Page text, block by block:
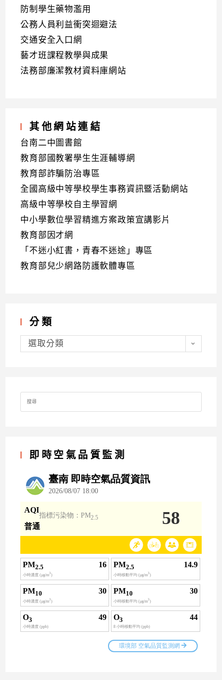
防制學生藥物濫用
公務人員利益衝突迴避法
交通安全入口網
藝才班課程教學與成果
法務部廉潔教材資料庫網站
其他網站連結
台南二中圖書館
教育部國教署學生生涯輔導網
教育部詐騙防治專區
全國高級中等學校學生事務資訊暨活動網站
高級中等學校自主學習網
中小學數位學習精進方案政策宣講影片
教育部因才網
「不迷小紅書，青春不迷途」專區
教育部兒少網路防護軟體專區
分類
分
類選取分類
Search
for:
即時空氣品質監測